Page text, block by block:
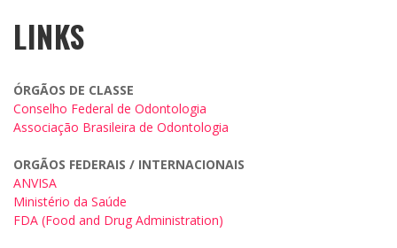
LINKS
ÓRGÃOS DE CLASSE
Conselho Federal de Odontologia
Associação Brasileira de Odontologia
ORGÃOS FEDERAIS / INTERNACIONAIS
ANVISA
Ministério da Saúde
FDA (Food and Drug Administration)